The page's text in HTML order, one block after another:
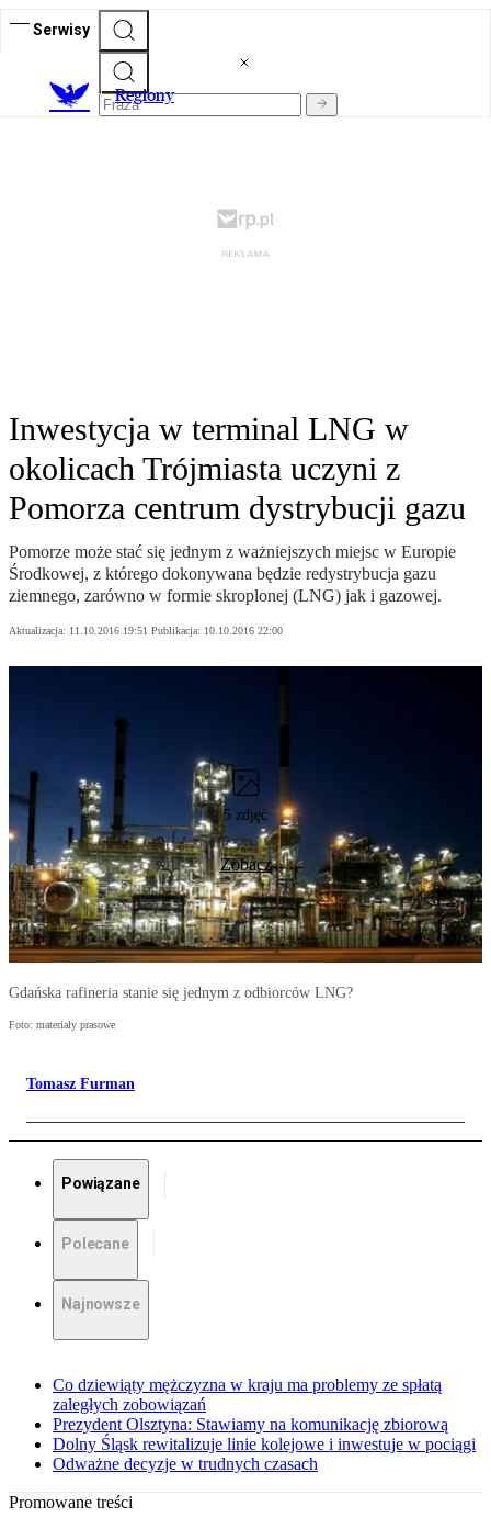
Serwisy
Regiony
Inwestycja w terminal LNG w
okolicach Trójmiasta uczyni z
Pomorza centrum dystrybucji gazu
Pomorze może stać się jednym z ważniejszych miejsc w Europie
Środkowej, z którego dokonywana będzie redystrybucja gazu
ziemnego, zarówno w formie skroplonej (LNG) jak i gazowej.
Aktualizacja: 11.10.2016 19:51 Publikacja: 10.10.2016 22:00
5 zdjęć
Zobacz
Gdańska rafineria stanie się jednym z odbiorców LNG?
Foto: materiały prasowe
Tomasz Furman
Powiązane
Polecane
Najnowsze
Co dziewiąty mężczyzna w kraju ma problemy ze spłatą
zaległych zobowiązań
Prezydent Olsztyna: Stawiamy na komunikację zbiorową
Dolny Śląsk rewitalizuje linie kolejowe i inwestuje w pociągi
Odważne decyzje w trudnych czasach
Promowane treści